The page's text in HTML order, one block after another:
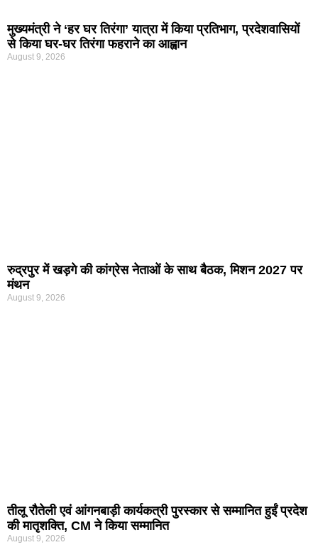
मुख्यमंत्री ने ‘हर घर तिरंगा’ यात्रा में किया प्रतिभाग, प्रदेशवासियों
से किया घर-घर तिरंगा फहराने का आह्वान
August 9, 2026
रुद्रपुर में खड़गे की कांग्रेस नेताओं के साथ बैठक, मिशन 2027 पर
मंथन
August 9, 2026
तीलू रौतेली एवं आंगनबाड़ी कार्यकत्री पुरस्कार से सम्मानित हुईं प्रदेश
की मातृशक्ति, CM ने किया सम्मानित
August 9, 2026